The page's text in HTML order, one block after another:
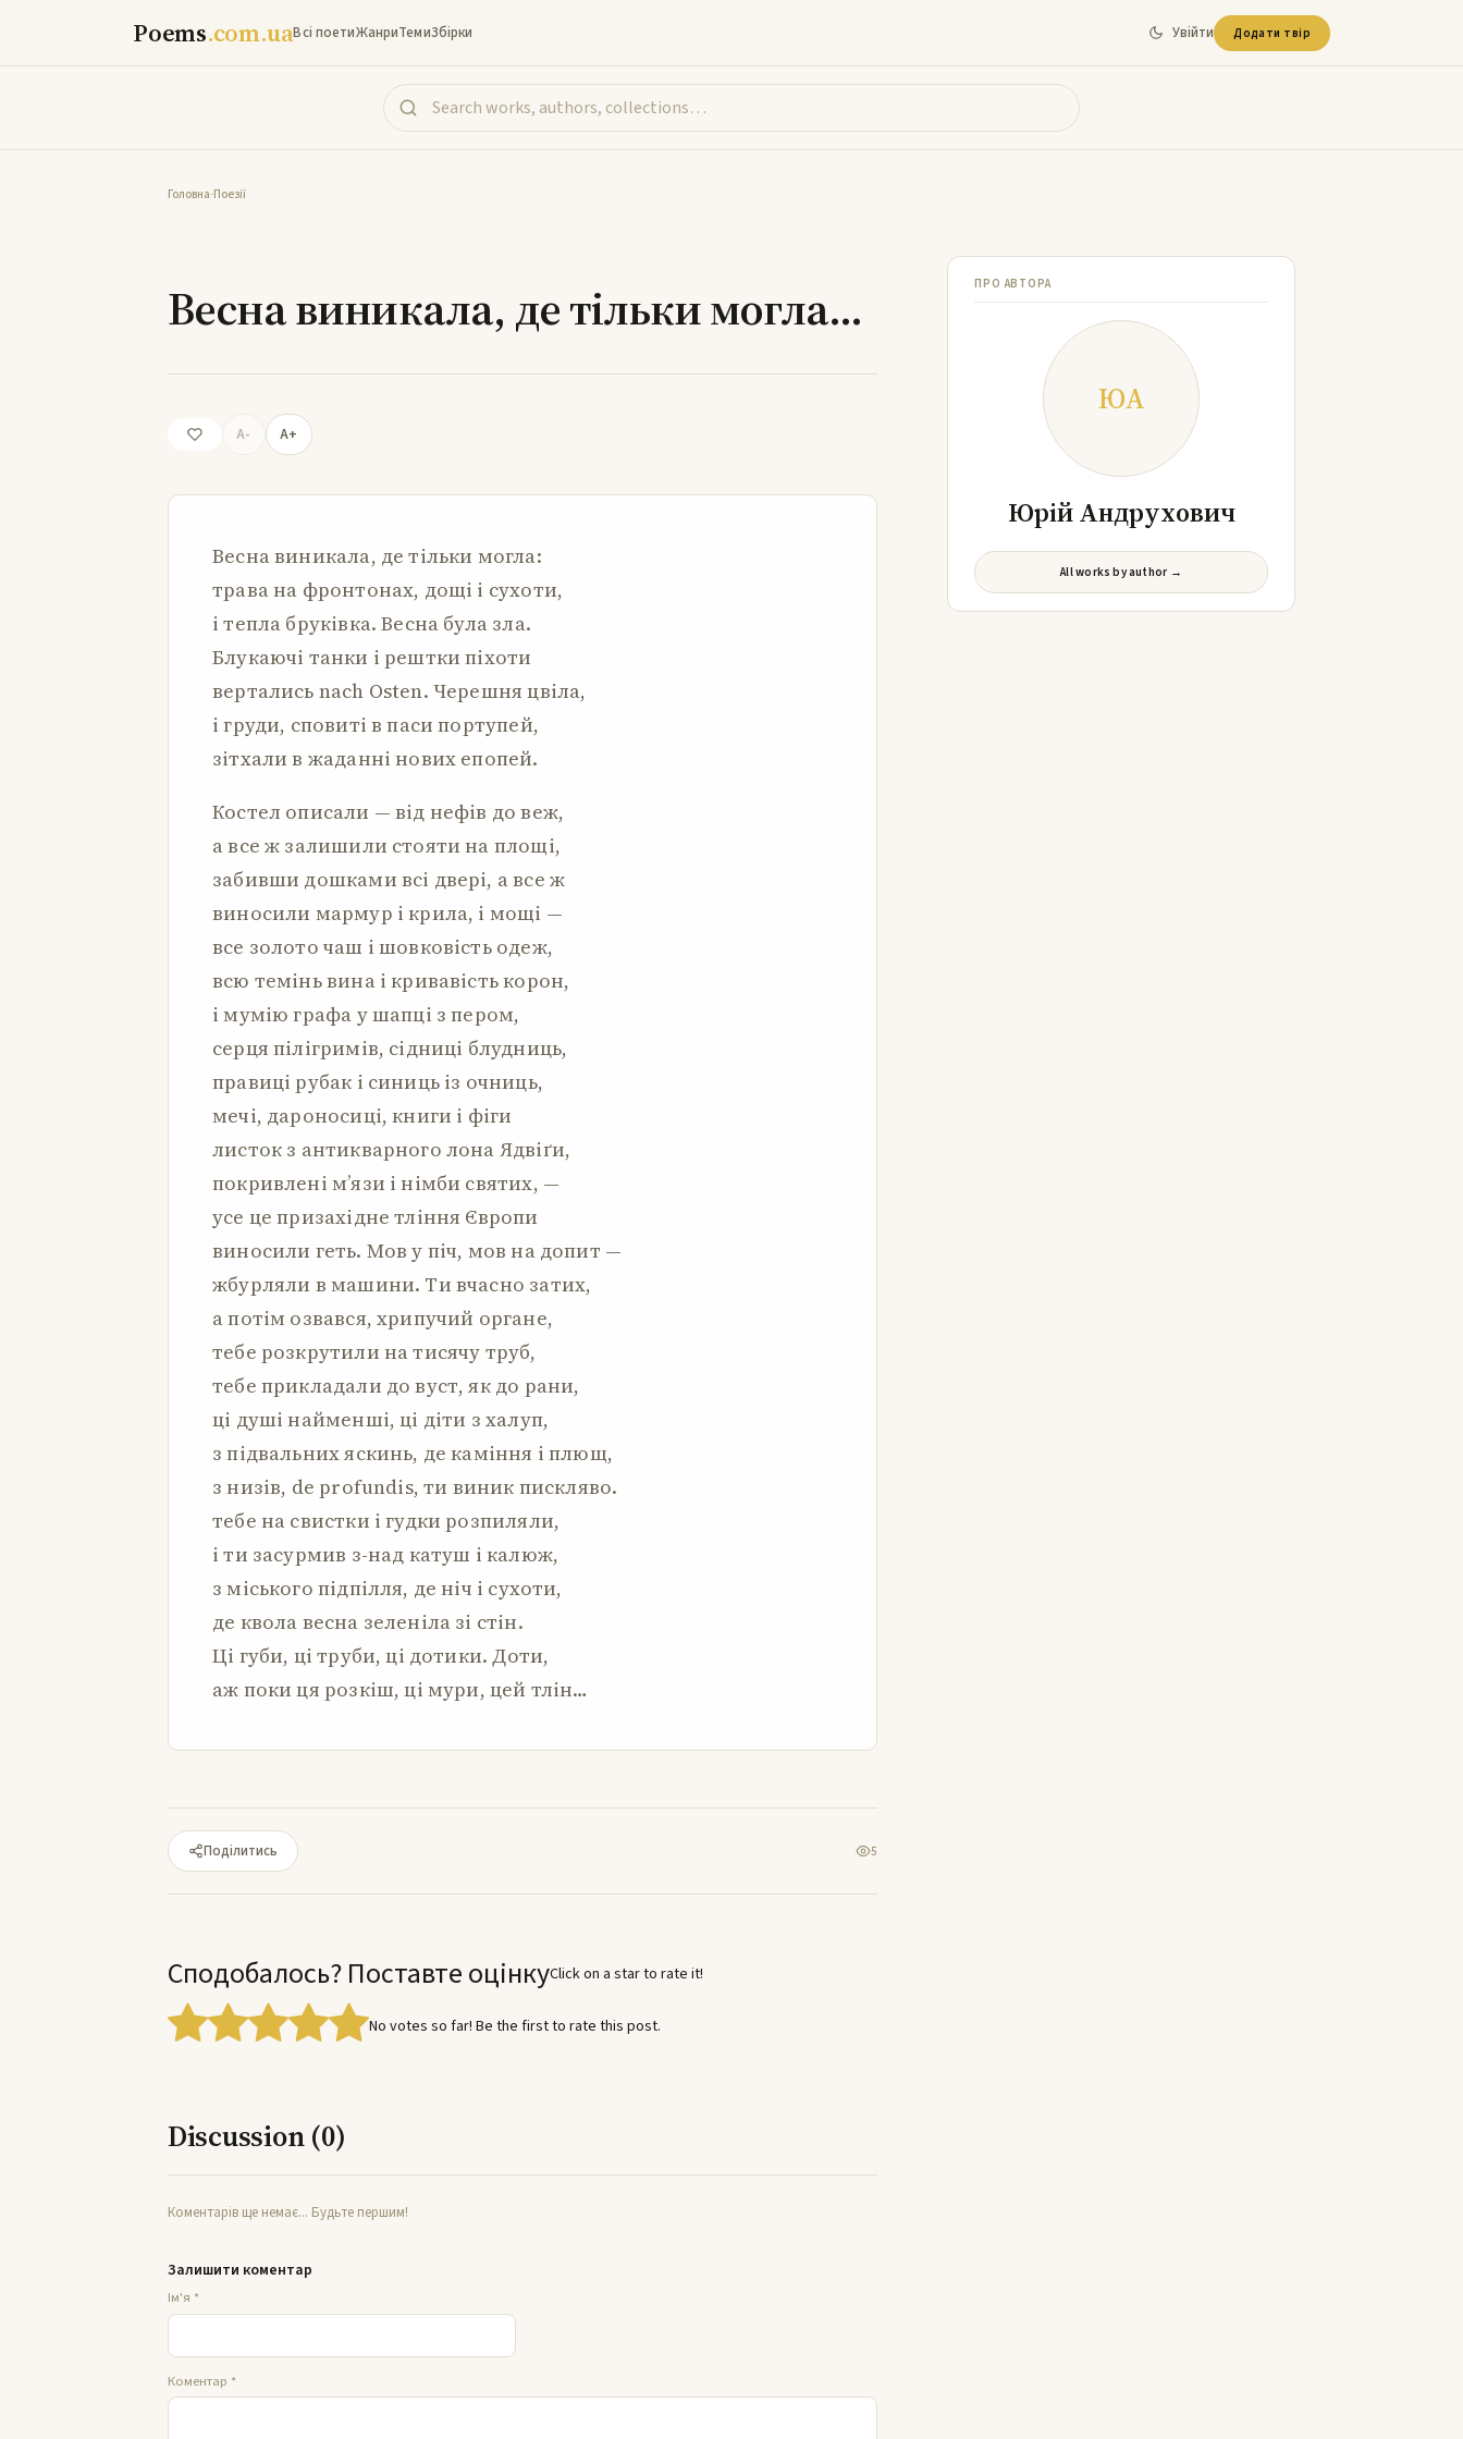
Poems.com.uaВсі поетиЖанриТемиЗбірки Увійти Додати твір
Головна-Поезії
Весна виникала, де тільки могла…
A- A+
Весна виникала, де тільки могла:
трава на фронтонах, дощі і сухоти,
і тепла бруківка. Весна була зла.
Блукаючі танки і рештки піхоти
вертались nach Osten. Черешня цвіла,
і груди, сповиті в паси портупей,
зітхали в жаданні нових епопей.
Костел описали — від нефів до веж,
а все ж залишили стояти на площі,
забивши дошками всі двері, а все ж
виносили мармур і крила, і мощі —
все золото чаш і шовковість одеж,
всю темінь вина і кривавість корон,
і мумію графа у шапці з пером,
серця пілігримів, сідниці блудниць,
правиці рубак і синиць із очниць,
мечі, дароносиці, книги і фіги
листок з антикварного лона Ядвіґи,
покривлені м’язи і німби святих, —
усе це призахідне тління Європи
виносили геть. Мов у піч, мов на допит —
жбурляли в машини. Ти вчасно затих,
а потім озвався, хрипучий органе,
тебе розкрутили на тисячу труб,
тебе прикладали до вуст, як до рани,
ці душі найменші, ці діти з халуп,
з підвальних яскинь, де каміння і плющ,
з низів, de profundis, ти виник пискляво.
тебе на свистки і гудки розпиляли,
і ти засурмив з-над катуш і калюж,
з міського підпілля, де ніч і сухоти,
де квола весна зеленіла зі стін.
Ці губи, ці труби, ці дотики. Доти,
аж поки ця розкіш, ці мури, цей тлін…
Поділитись 5
Сподобалось? Поставте оцінкуClick on a star to rate it!
No votes so far! Be the first to rate this post.
Discussion (0)
Коментарів ще немає... Будьте першим!
Залишити коментар
Ім'я *
Коментар *
ПРО АВТОРА
ЮА
Юрій Андрухович
All works by author →